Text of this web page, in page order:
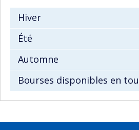
Hiver
Été
Automne
Bourses disponibles en